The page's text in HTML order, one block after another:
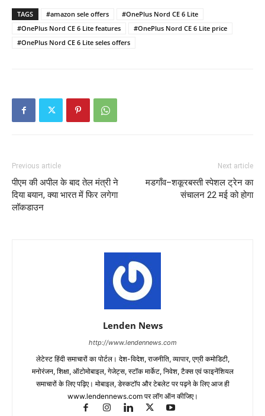
TAGS #amazon sele offers
#OnePlus Nord CE 6 Lite
#OnePlus Nord CE 6 Lite features
#OnePlus Nord CE 6 Lite price
#OnePlus Nord CE 6 Lite seles offers
Previous article
पीएम की अपील के बाद तेल मंत्री ने
दिया बयान, क्या भारत में फिर लगेगा
लॉकडाउन
Next article
मडगाँव–शकूरबस्ती स्पेशल ट्रेन का
संचालन 22 मई को होगा
Lenden News
http://www.lendennews.com
लेटेस्ट हिंदी समाचारों का पोर्टल। देश-विदेश, राजनीति, व्यापार, एग्री कमोडिटी,
मनोरंजन, शिक्षा, ऑटोमोबाइल, गेजेट्स, स्टॉक मार्केट, निवेश, टैक्स एवं फाइनेंशियल
समाचारों के लिए पढ़िए। मोबाइल, डेस्कटॉप और टेबलेट पर पढ़ने के लिए आज ही
www.lendennews.com पर लॉग ऑन कीजिए।